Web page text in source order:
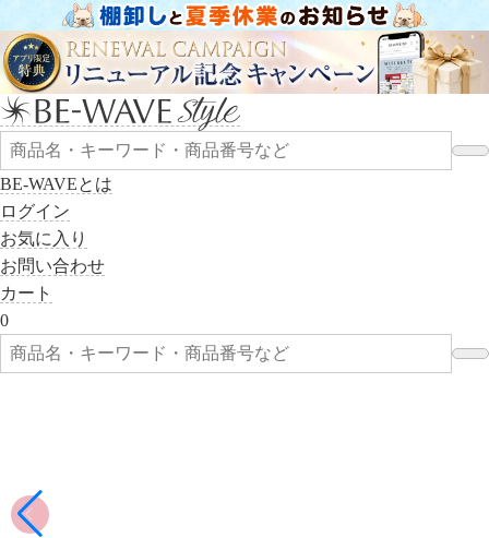
BE-WAVEとは
ログイン
お気に入り
お問い合わせ
カート
0